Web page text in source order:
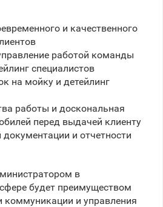
и качественного
работой команды
специалистов
на мойку и детейлинг
работы и доскональная
перед выдачей клиенту
документации и отчетности
в
будет преимуществом
и управления